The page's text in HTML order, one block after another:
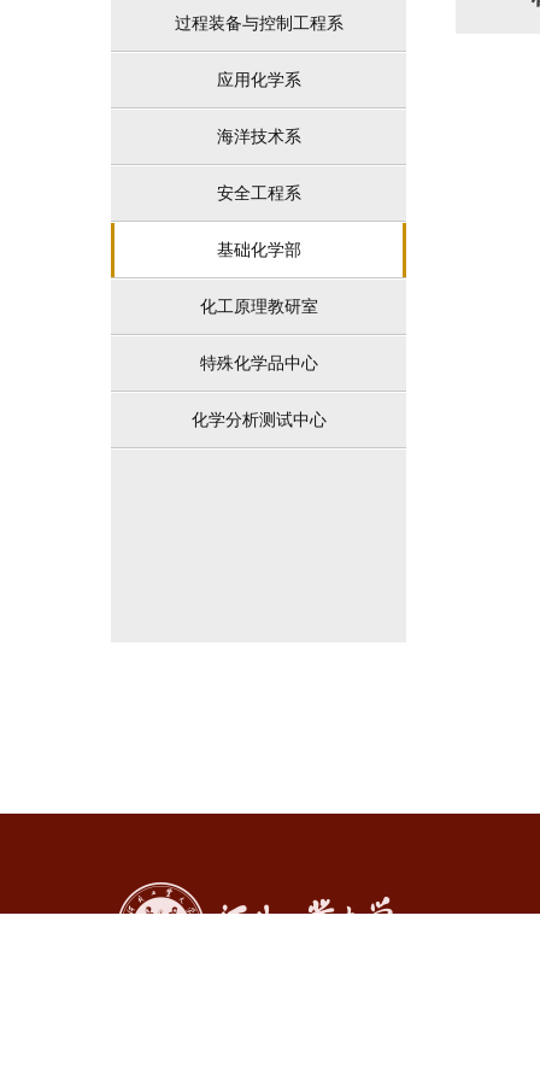
过程装备与控制工程系
应用化学系
海洋技术系
安全工程系
基础化学部
化工原理教研室
特殊化学品中心
化学分析测试中心